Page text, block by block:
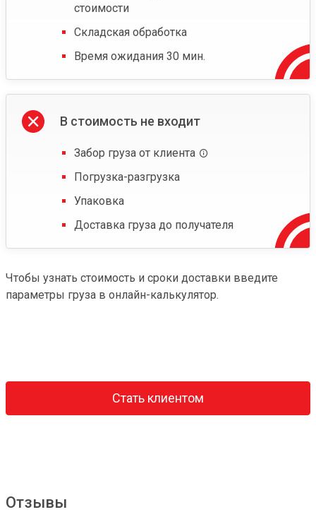
стоимости
Складская обработка
Время ожидания 30 мин.
В стоимость не входит
Забор груза от клиента
Погрузка-разгрузка
Упаковка
Доставка груза до получателя
Чтобы узнать стоимость и сроки доставки введите
параметры груза в онлайн-калькулятор.
Стать клиентом
Отзывы